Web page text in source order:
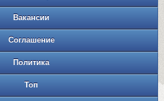
Вакансии
Соглашение
Политика
Топ